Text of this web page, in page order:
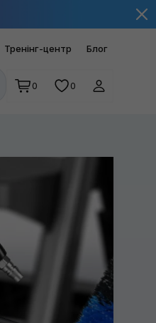
Тренінг-центр Блог
0 0